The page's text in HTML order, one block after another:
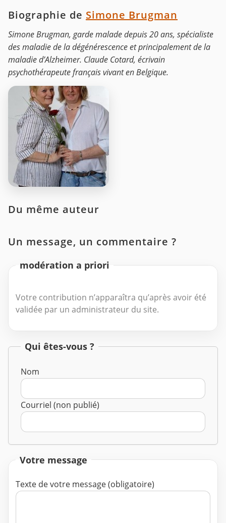
Biographie de Simone Brugman
Simone Brugman, garde malade depuis 20 ans, spécialiste
des maladie de la dégénérescence et principalement de la
maladie d’Alzheimer. Claude Cotard, écrivain
psychothérapeute français vivant en Belgique.
Du même auteur
Un message, un commentaire ?
modération a priori
Votre contribution n’apparaîtra qu’après avoir été
validée par un administrateur du site.
Qui êtes-vous ?
Nom
Courriel (non publié)
Votre message
Texte de votre message (obligatoire)